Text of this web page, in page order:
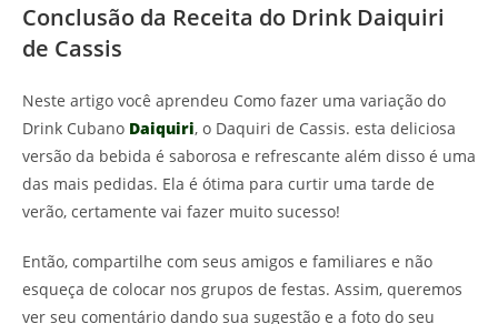
Conclusão da Receita do Drink Daiquiri
de Cassis
Neste artigo você aprendeu Como fazer uma variação do
Drink Cubano Daiquiri, o Daquiri de Cassis. esta deliciosa
versão da bebida é saborosa e refrescante além disso é uma
das mais pedidas. Ela é ótima para curtir uma tarde de
verão, certamente vai fazer muito sucesso!
Então, compartilhe com seus amigos e familiares e não
esqueça de colocar nos grupos de festas. Assim, queremos
ver seu comentário dando sua sugestão e a foto do seu